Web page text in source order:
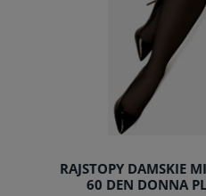
RAJSTOPY DAMSKIE
60 DEN DONNA